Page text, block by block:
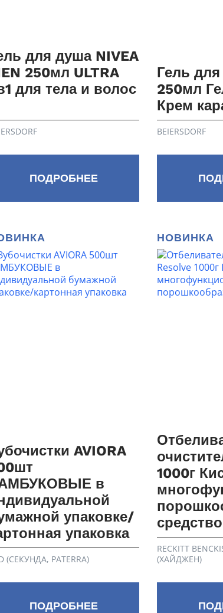
для душа NIVEA
250мл ULTRA
для тела и волос
ПОДРОБНЕЕ
Гель
250мл
Крем
BEIERSDORF
AVIORA
в
упаковке/
упаковка
(СЕКУНДА, PATERRA)
ПОДРОБНЕЕ
НОВИНКА
1000г
средство
RECKITT
(ХАЙДЖЕН)